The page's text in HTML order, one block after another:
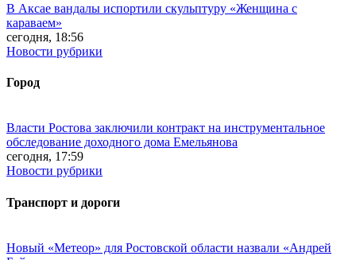
В Аксае вандалы испортили скульптуру «Женщина с
караваем»
сегодня, 18:56
Новости рубрики
Город
Власти Ростова заключили контракт на инструментальное
обследование доходного дома Емельянова
сегодня, 17:59
Новости рубрики
Транспорт и дороги
Новый «Метеор» для Ростовской области назвали «Андрей